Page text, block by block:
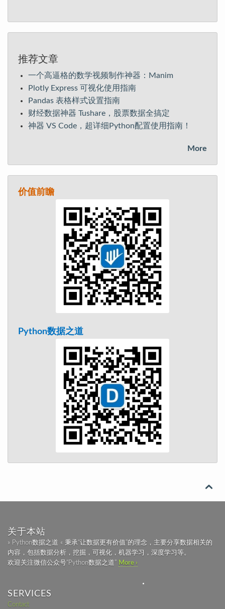
推荐文章
一个高逼格的数学视频制作神器：Manim
Plotly Express 可视化使用指南
Pandas 表格样式设置指南
财经数据神器 Tushare，股票数据全搞定
神器 VS Code，超详细Python配置使用指南！
More
价值前瞻
Python数据之道

关于本站
» Python数据之道 « 秉承“让数据更有价值”的理念，主要分享数据相关的
内容，包括数据分析，挖掘，可视化，机器学习，深度学习等。
欢迎关注微信公众号“Python数据之道” More ›
SERVICES
Contact